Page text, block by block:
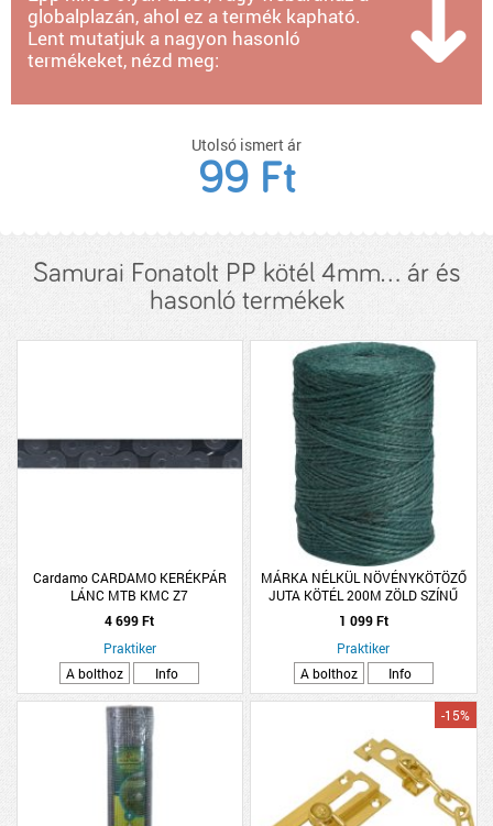
globalplazán, ahol ez a termék kapható.
Lent mutatjuk a nagyon hasonló
termékeket, nézd meg:
Utolsó ismert ár
99 Ft
Samurai Fonatolt PP kötél 4mm... ár és
hasonló termékek
Cardamo CARDAMO KERÉKPÁR
LÁNC MTB KMC Z7
4 699 Ft
Praktiker
A bolthoz
Info
MÁRKA NÉLKÜL NÖVÉNYKÖTÖZŐ
JUTA KÖTÉL 200M ZÖLD SZÍNŰ
1 099 Ft
Praktiker
A bolthoz
Info
-15%